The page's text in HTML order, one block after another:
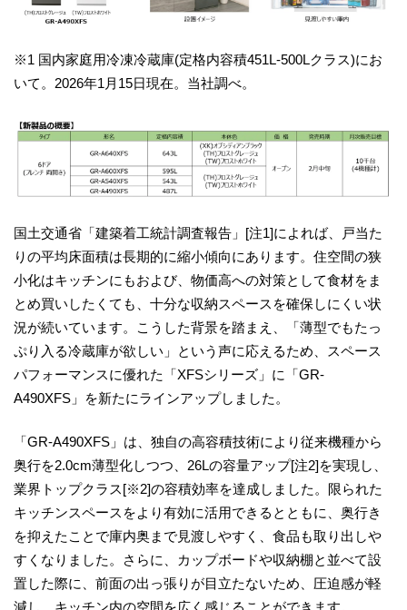
※1 国内家庭用冷凍冷蔵庫(定格内容積451L-500Lクラス)にお
いて。2026年1月15日現在。当社調べ。
国土交通省「建築着工統計調査報告」[注1]によれば、戸当た
りの平均床面積は長期的に縮小傾向にあります。住空間の狭
小化はキッチンにもおよび、物価高への対策として食材をま
とめ買いしたくても、十分な収納スペースを確保しにくい状
況が続いています。こうした背景を踏まえ、「薄型でもたっ
ぷり入る冷蔵庫が欲しい」という声に応えるため、スペース
パフォーマンスに優れた「XFSシリーズ」に「GR-
A490XFS」を新たにラインアップしました。
「GR-A490XFS」は、独自の高容積技術により従来機種から
奥行を2.0cm薄型化しつつ、26Lの容量アップ[注2]を実現し、
業界トップクラス[※2]の容積効率を達成しました。限られた
キッチンスペースをより有効に活用できるとともに、奥行き
を抑えたことで庫内奥まで見渡しやすく、食品も取り出しや
すくなりました。さらに、カップボードや収納棚と並べて設
置した際に、前面の出っ張りが目立たないため、圧迫感が軽